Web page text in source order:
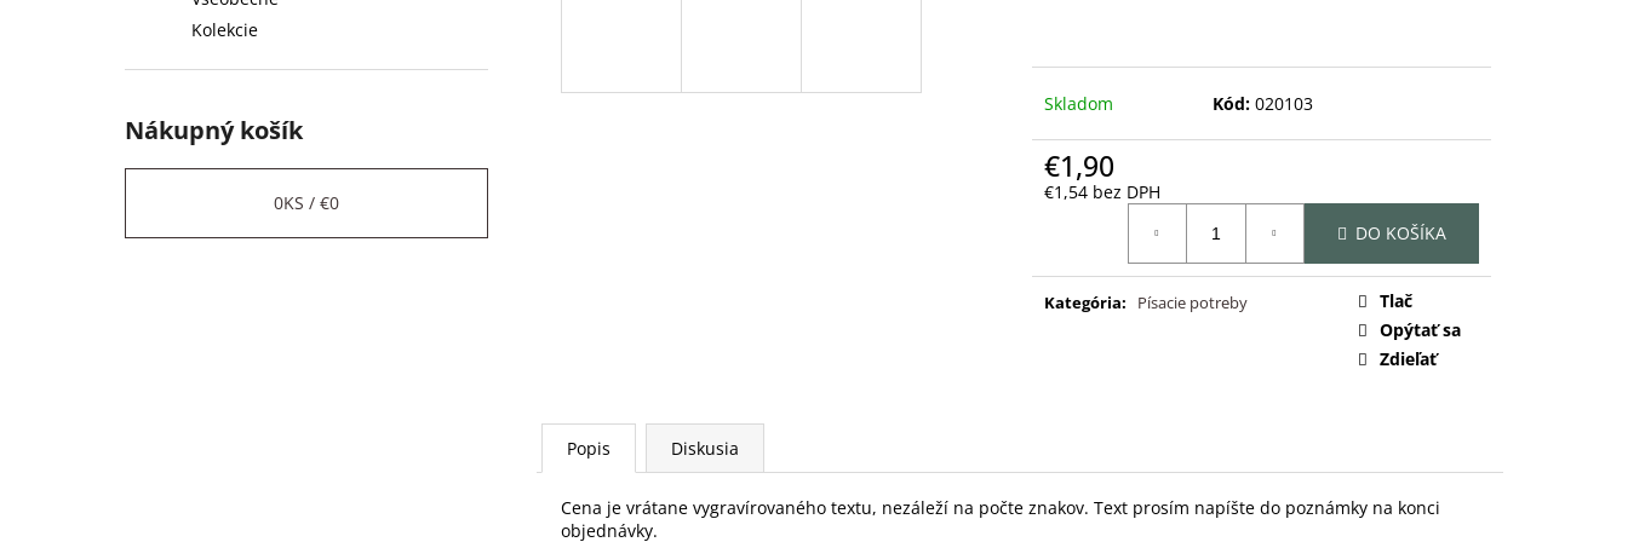
Kolekcie
Nákupný košík
0KS / €0
Skladom Kód: 020103
€1,90
€1,54 bez DPH
DO KOŠÍKA
Kategória: Písacie potreby
Tlač
Opýtať sa
Zdieľať
Popis Diskusia
Cena je vrátane vygravírovaného textu, nezáleží na počte znakov. Text prosím napíšte do poznámky na konci
objednávky.